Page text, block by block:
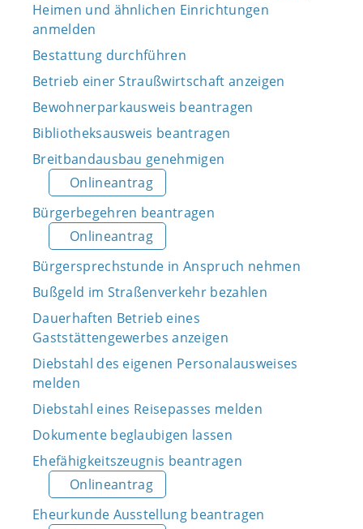
Heimen und ähnlichen Einrichtungen
anmelden
Bestattung durchführen
Betrieb einer Straußwirtschaft anzeigen
Bewohnerparkausweis beantragen
Bibliotheksausweis beantragen
Breitbandausbau genehmigen
Onlineantrag
Bürgerbegehren beantragen
Onlineantrag
Bürgersprechstunde in Anspruch nehmen
Bußgeld im Straßenverkehr bezahlen
Dauerhaften Betrieb eines
Gaststättengewerbes anzeigen
Diebstahl des eigenen Personalausweises
melden
Diebstahl eines Reisepasses melden
Dokumente beglaubigen lassen
Ehefähigkeitszeugnis beantragen
Onlineantrag
Eheurkunde Ausstellung beantragen